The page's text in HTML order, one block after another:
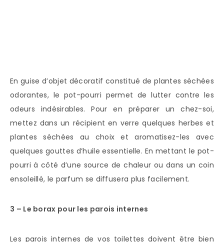
En guise d’objet décoratif constitué de plantes séchées
odorantes, le pot-pourri permet de lutter contre les
odeurs indésirables. Pour en préparer un chez-soi,
mettez dans un récipient en verre quelques herbes et
plantes séchées au choix et aromatisez-les avec
quelques gouttes d’huile essentielle. En mettant le pot-
pourri à côté d’une source de chaleur ou dans un coin
ensoleillé, le parfum se diffusera plus facilement.
3 – Le borax pour les parois internes
Les parois internes de vos toilettes doivent être bien